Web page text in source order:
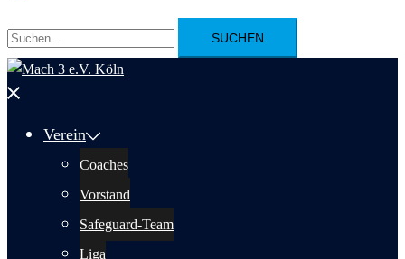
Suchen
nach:
Menü
Verein
Coaches
Vorstand
Safeguard-Team
Liga